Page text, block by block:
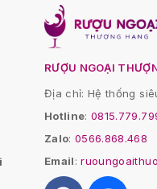
RƯỢU NGOẠI
Địa chỉ: Hệ thống
Hotline:
Zalo: 0566.868.468
Email: